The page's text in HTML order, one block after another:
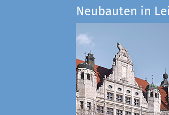
Neubauten in